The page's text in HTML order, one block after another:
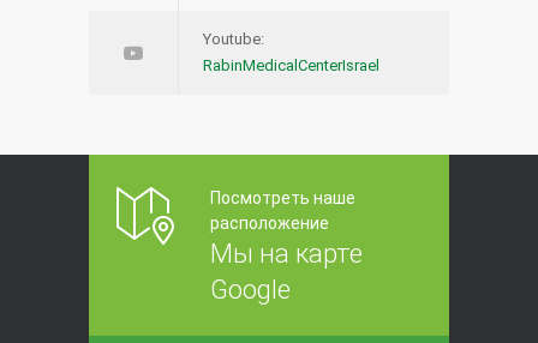
Youtube:
RabinMedicalCenterIsrael
Посмотреть наше
расположение
Мы на карте
Google